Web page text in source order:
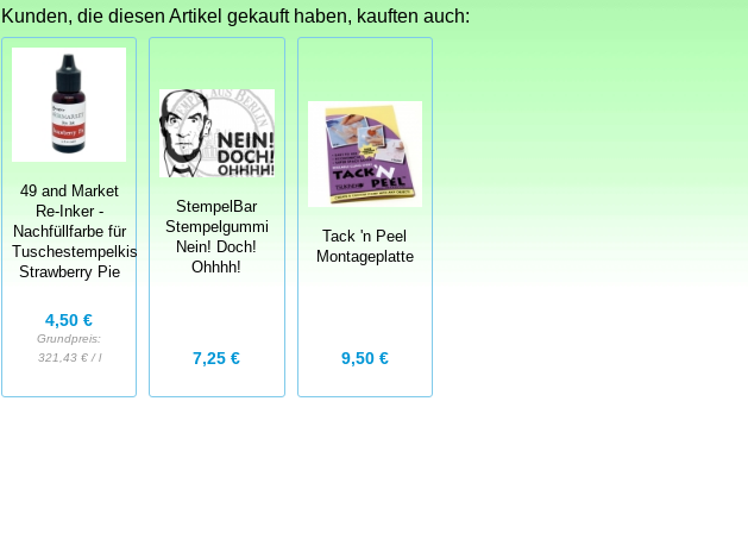
Kunden, die diesen Artikel gekauft haben, kauften auch:
49 and Market
Re-Inker -
Nachfüllfarbe für
Tuschestempelkissen
Strawberry Pie
4,50 €
Grundpreis:
321,43 € / l
StempelBar
Stempelgummi
Nein! Doch!
Ohhhh!
7,25 €
Tack 'n Peel
Montageplatte
9,50 €